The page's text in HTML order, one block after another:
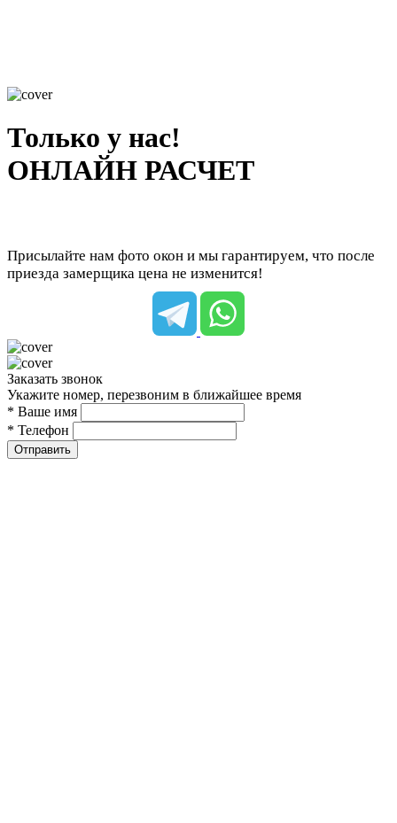
Только у нас!
ОНЛАЙН РАСЧЕТ
Присылайте нам фото окон и мы гарантируем, что после
приезда замерщика цена не изменится!
Заказать звонок
Укажите номер, перезвоним в ближайшее время
* Ваше имя
* Телефон
Отправить